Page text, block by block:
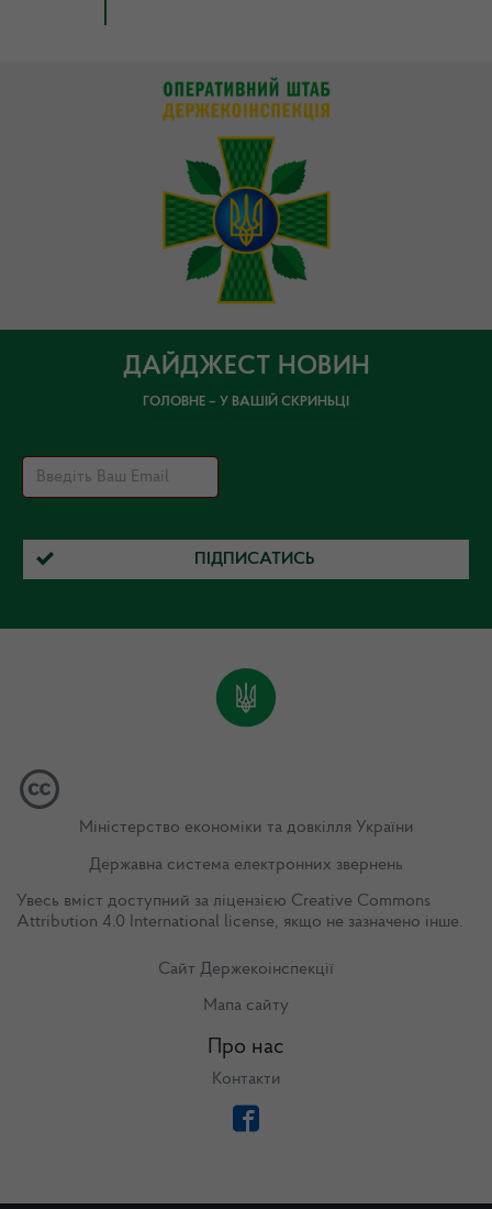
ДАЙДЖЕСТ НОВИН
ГОЛОВНЕ – У ВАШІЙ СКРИНЬЦІ
ПІДПИСАТИСЬ
Міністерство економіки та довкілля України
Державна система електронних звернень
Увесь вміст доступний за ліцензією Creative Commons
Attribution 4.0 International license, якщо не зазначено інше.
Сайт Держекоінспекції
Мапа сайту
Про нас
Контакти